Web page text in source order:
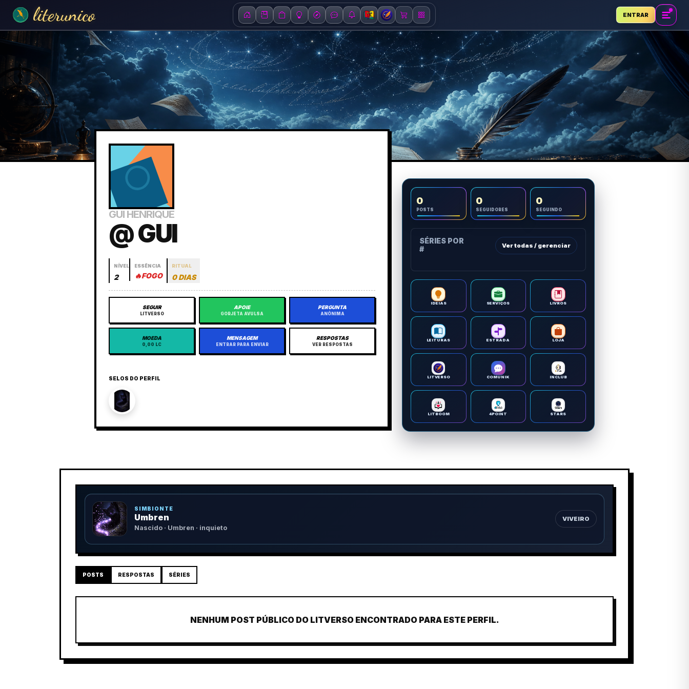
literunico ENTRAR
GUI HENRIQUE
@ GUI
NÍVEL
2
ESSÊNCIA
🔥FOGO
RITUAL
0 DIAS
SEGUIR
LITVERSO
APOIE
GORJETA AVULSA
PERGUNTA
ANÔNIMA
MOEDA
0,00 LC
MENSAGEM
ENTRAR PARA ENVIAR
RESPOSTAS
VER RESPOSTAS
SELOS DO PERFIL
0
POSTS
0
SEGUIDORES
0
SEGUINDO
SÉRIES POR
#
Ver todas / gerenciar
IDEIAS SERVIÇOS LIVROS
LEITURAS ESTRADA LOJA
LITVERSO COMUNIK INCLUB
LITBOOM 4POINT STARS
SIMBIONTE
Umbren
Nascido · Umbren · inquieto
VIVEIRO
POSTS RESPOSTAS SÉRIES
NENHUM POST PÚBLICO DO LITVERSO ENCONTRADO PARA ESTE PERFIL.